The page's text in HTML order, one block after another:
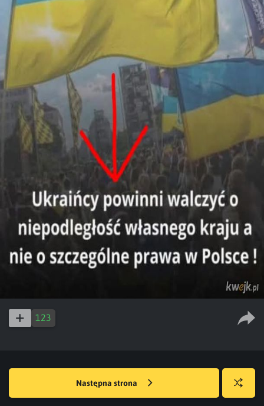
123
Następna strona